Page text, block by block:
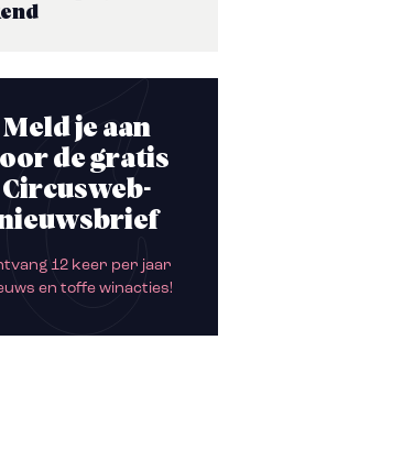
Meld je aan
de gratis
Circusweb-
12 keer per jaar
en toffe winacties!